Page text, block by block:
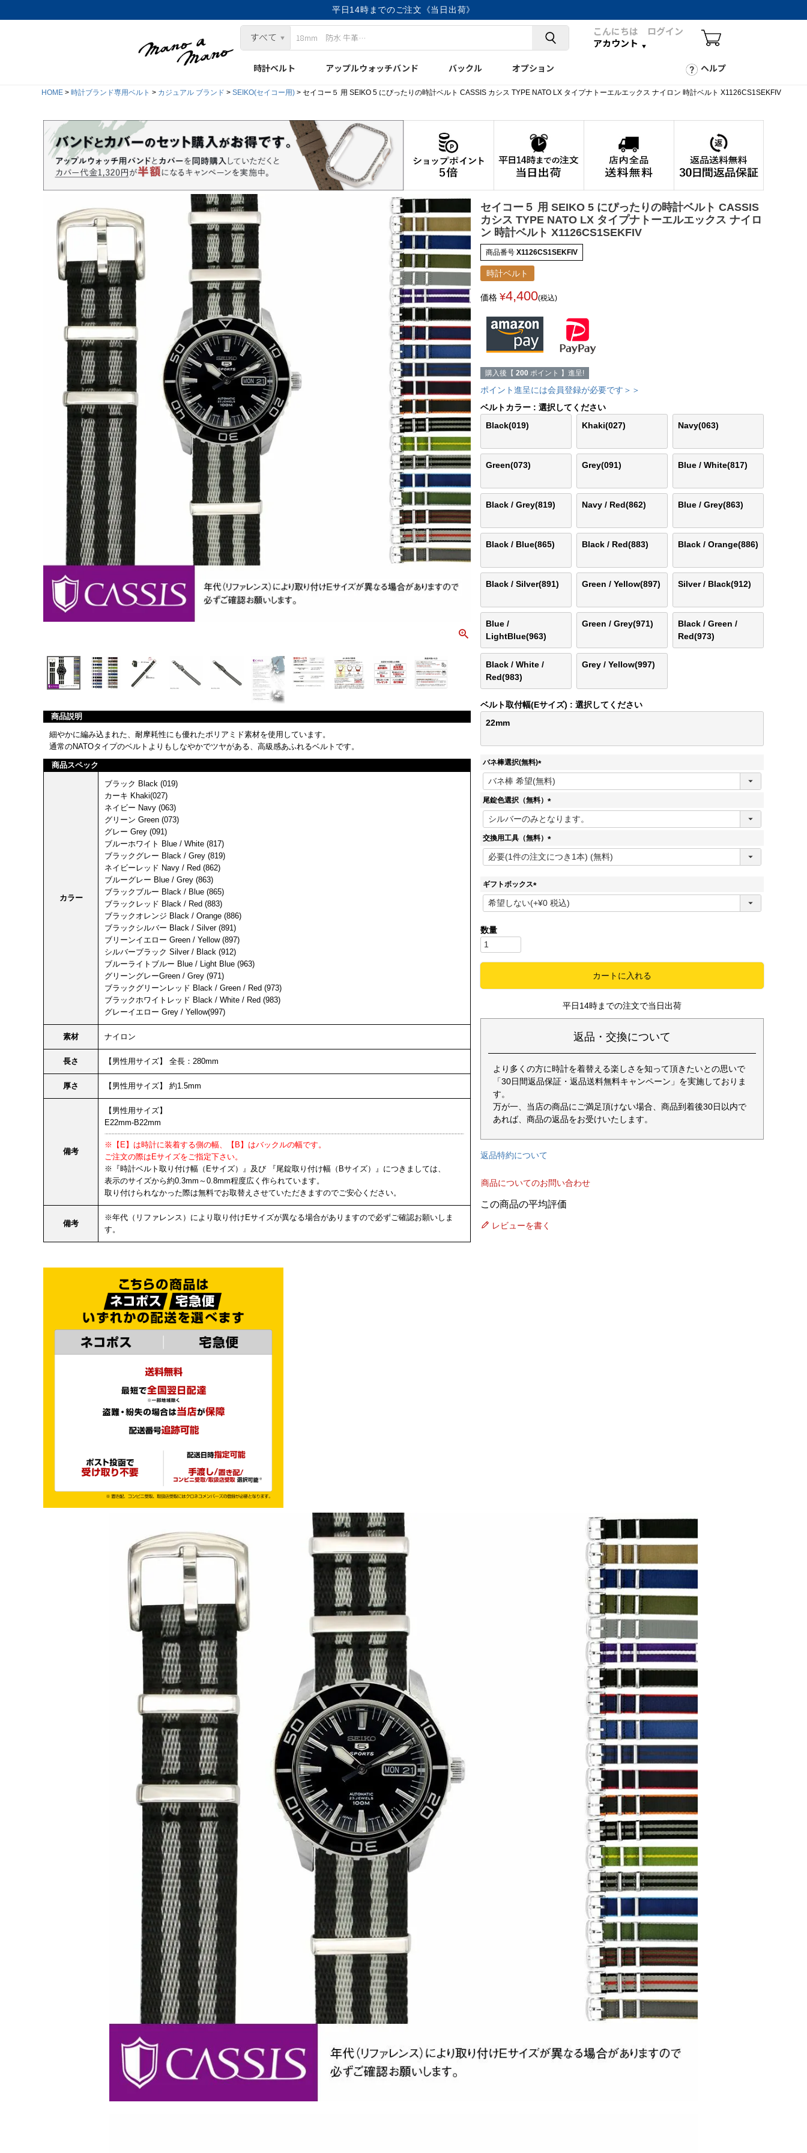
平日14時までのご注文《当日出荷》
こんにちは ログイン
アカウント
時計ベルト アップルウォッチバンド バックル オプション ヘルプ
HOME 時計ブランド専用ベルト カジュアル ブランド SEIKO(セイコー用) セイコー５ 用 SEIKO 5 にぴったりの時計ベルト CASSIS カシス TYPE NATO LX タイプナトーエルエックス ナイロン 時計ベルト X1126CS1SEKFIV
商品説明
細やかに編み込まれた、耐摩耗性にも優れたポリアミド素材を使用しています。
通常のNATOタイプのベルトよりもしなやかでツヤがある、高級感あふれるベルトです。
商品スペック
カラー
ブラック Black (019)
カーキ Khaki(027)
ネイビー Navy (063)
グリーン Green (073)
グレー Grey (091)
ブルーホワイト Blue / White (817)
ブラックグレー Black / Grey (819)
ネイビーレッド Navy / Red (862)
ブルーグレー Blue / Grey (863)
ブラックブルー Black / Blue (865)
ブラックレッド Black / Red (883)
ブラックオレンジ Black / Orange (886)
ブラックシルバー Black / Silver (891)
ブリーンイエロー Green / Yellow (897)
シルバーブラック Silver / Black (912)
ブルーライトブルー Blue / Light Blue (963)
グリーングレーGreen / Grey (971)
ブラックグリーンレッド Black / Green / Red (973)
ブラックホワイトレッド Black / White / Red (983)
グレーイエロー Grey / Yellow(997)
素材 ナイロン
長さ 【男性用サイズ】 全長：280mm
厚さ 【男性用サイズ】 約1.5mm
備考
【男性用サイズ】
E22mm-B22mm
※【E】は時計に装着する側の幅、【B】はバックルの幅です。
ご注文の際はEサイズをご指定下さい。
※『時計ベルト取り付け幅（Eサイズ）』及び 『尾錠取り付け幅（Bサイズ）』につきましては、
表示のサイズから約0.3mm～0.8mm程度広く作られています。
取り付けられなかった際は無料でお取替えさせていただきますのでご安心ください。
備考
※年代（リファレンス）により取り付けEサイズが異なる場合がありますので必ずご確認お願いしま
す。
セイコー５ 用 SEIKO 5 にぴったりの時計ベルト CASSIS
カシス TYPE NATO LX タイプナトーエルエックス ナイロ
ン 時計ベルト X1126CS1SEKFIV
商品番号 X1126CS1SEKFIV
時計ベルト
価格 ¥4,400(税込)
購入後【 200 ポイント 】進呈!
ポイント進呈には会員登録が必要です＞＞
ベルトカラー
選択してください
Black(019)
Khaki(027) Navy(063)
Green(073) Grey(091) Blue / White(817)
Black / Grey(819) Navy / Red(862) Blue / Grey(863)
Black / Blue(865) Black / Red(883) Black / Orange(886)
Black / Silver(891) Green / Yellow(897) Silver / Black(912)
Blue /
LightBlue(963)
Green / Grey(971)
Black / Green /
Red(973)
Black / White /
Red(983)
Grey / Yellow(997)
ベルト取付幅(Eサイズ)
選択してください
22mm
バネ棒選択(無料)
(
必
須
尾錠色選択（無料）
(
必
須
交換用工具（無料）
(
必
ギフトボックス
(
必
カートに入れる
平日14時までの注文で当日出荷
返品・交換について
より多くの方に時計を着替える楽しさを知って頂きたいとの思いで
「30日間返品保証・返品送料無料キャンペーン」を実施しておりま
す。
万が一、当店の商品にご満足頂けない場合、商品到着後30日以内で
あれば、商品の返品をお受けいたします。
返品特約について
商品についてのお問い合わせ
レビューを書く